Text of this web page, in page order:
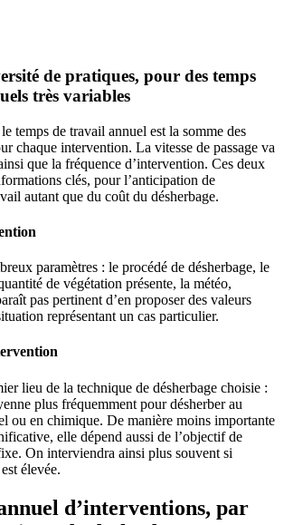
de pratiques, pour des temps
très variables
temps de travail annuel est la somme des
chaque intervention. La vitesse de passage va
que la fréquence d’intervention. Ces deux
clés, pour l’anticipation de
autant que du coût du désherbage.
paramètres : le procédé de désherbage, le
de végétation présente, la météo,
pas pertinent d’en proposer des valeurs
représentant un cas particulier.
lieu de la technique de désherbage choisie :
plus fréquemment pour désherber au
ou en chimique. De manière moins importante
elle dépend aussi de l’objectif de
On interviendra ainsi plus souvent si
élevée.
d’interventions, par